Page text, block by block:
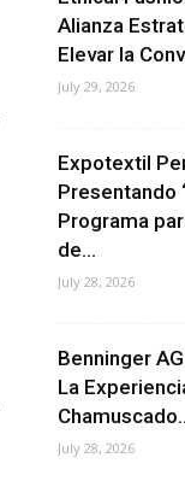
Alianza
Elevar la
July 29, 2026
Expotextil
Presentando
Programa
de...
July 28, 2026
Benninger
La
July 28, 2026